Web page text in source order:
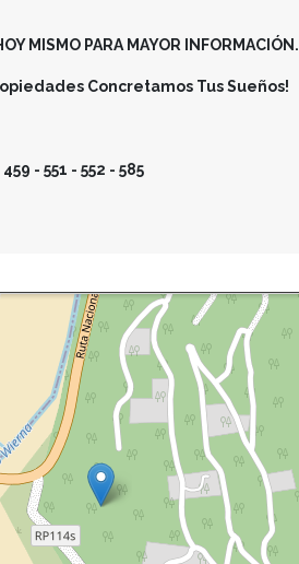
MISMO PARA MAYOR INFORMACIÓN.
Concretamos Tus Sueños!
- 551 - 552 - 585